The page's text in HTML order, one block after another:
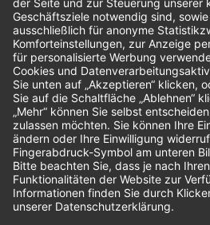
Bestellungen
Sendung verfolgen
Geprüfter Shop